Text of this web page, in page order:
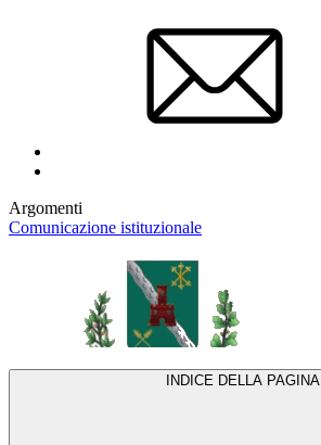
Argomenti
Comunicazione istituzionale
INDICE DELLA PAGINA